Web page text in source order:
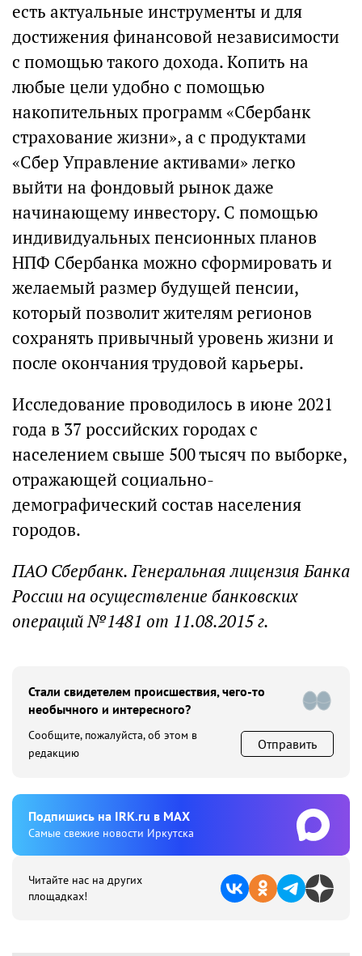
есть актуальные инструменты и для
достижения финансовой независимости
с помощью такого дохода. Копить на
любые цели удобно с помощью
накопительных программ «Сбербанк
страхование жизни», а с продуктами
«Сбер Управление активами» легко
выйти на фондовый рынок даже
начинающему инвестору. С помощью
индивидуальных пенсионных планов
НПФ Сбербанка можно сформировать и
желаемый размер будущей пенсии,
который позволит жителям регионов
сохранять привычный уровень жизни и
после окончания трудовой карьеры.
Исследование проводилось в июне 2021
года в 37 российских городах с
населением свыше 500 тысяч по выборке,
отражающей социально-
демографический состав населения
городов.
ПАО Сбербанк. Генеральная лицензия Банка
России на осуществление банковских
операций №1481 от 11.08.2015 г.
Стали свидетелем происшествия, чего-то
необычного и интересного?
Сообщите, пожалуйста, об этом в
редакцию
Отправить
Подпишиcь на IRK.ru в MAX
Cамые свежие новости Иркутска
Читайте нас на других
площадках!